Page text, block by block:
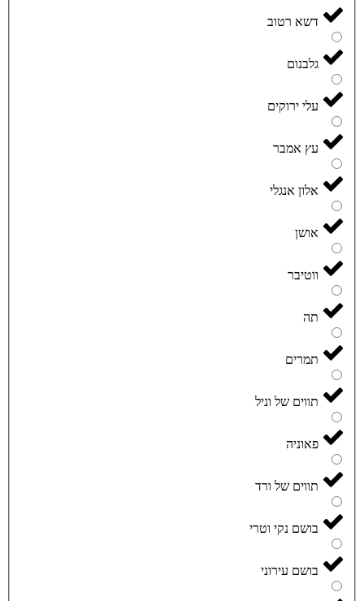
דשא רטוב
גלבנום
עלי ירוקים
עץ אמבר
אלון אנגלי
אושן
ווטיבר
תה
תמרים
תווים של וניל
פאוניה
תווים של ורד
בושם נקי וטרי
בושם עירוני